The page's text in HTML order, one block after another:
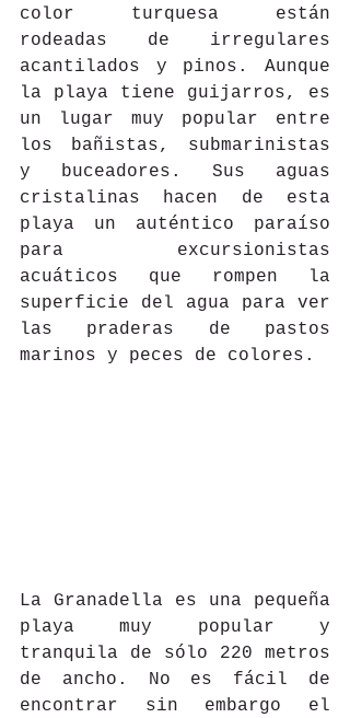
color turquesa están
rodeadas de irregulares
acantilados y pinos. Aunque
la playa tiene guijarros, es
un lugar muy popular entre
los bañistas, submarinistas
y buceadores. Sus aguas
cristalinas hacen de esta
playa un auténtico paraíso
para excursionistas
acuáticos que rompen la
superficie del agua para ver
las praderas de pastos
marinos y peces de colores.
La Granadella es una pequeña
playa muy popular y
tranquila de sólo 220 metros
de ancho. No es fácil de
encontrar sin embargo el